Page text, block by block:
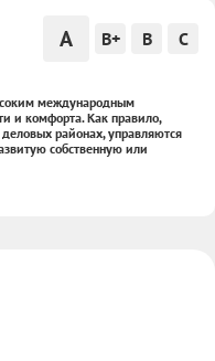
A B+ B C
международным
и комфорта. Как правило,
районах, управляются
собственную или